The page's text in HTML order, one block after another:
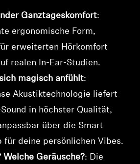
Ganztageskomfort:
ergonomische Form,
erweiterten Hörkomfort
realen In-Ear-Studien.
magisch anfühlt:
Akustiktechnologie liefert
in höchster Qualität,
über die Smart
für deine persönlichen Vibes.
Welche Geräusche?: Die